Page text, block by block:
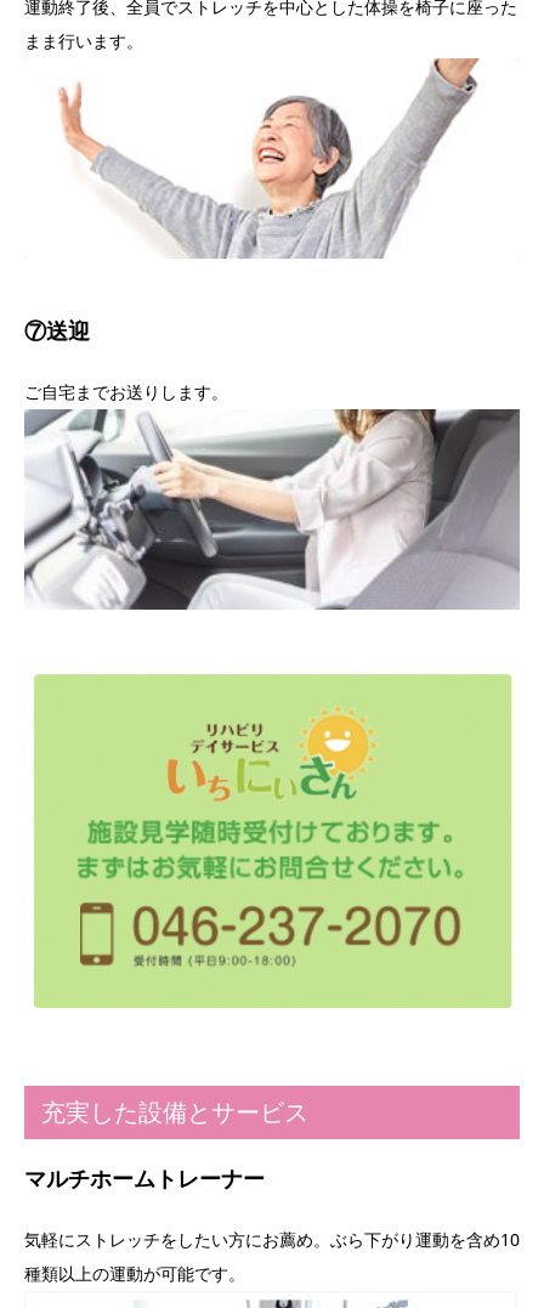
運動終了後、全員でストレッチを中心とした体操を椅子に座った
まま行います。
⑦送迎
ご自宅までお送りします。
充実した設備とサービス
マルチホームトレーナー
気軽にストレッチをしたい方にお薦め。ぶら下がり運動を含め10
種類以上の運動が可能です。